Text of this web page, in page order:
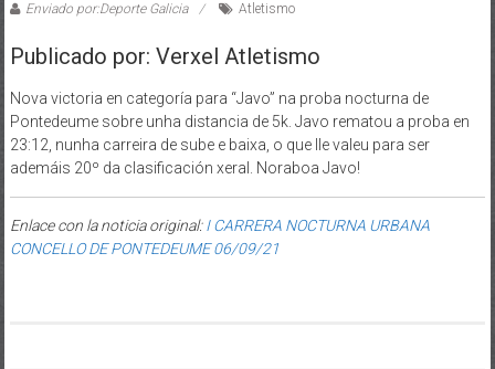
Enviado por:Deporte Galicia Atletismo
Publicado por: Verxel Atletismo
Nova victoria en categoría para “Javo” na proba nocturna de
Pontedeume sobre unha distancia de 5k. Javo rematou a proba en
23:12, nunha carreira de sube e baixa, o que lle valeu para ser
ademáis 20º da clasificación xeral. Noraboa Javo!
Enlace con la noticia original:I CARRERA NOCTURNA URBANA
CONCELLO DE PONTEDEUME 06/09/21